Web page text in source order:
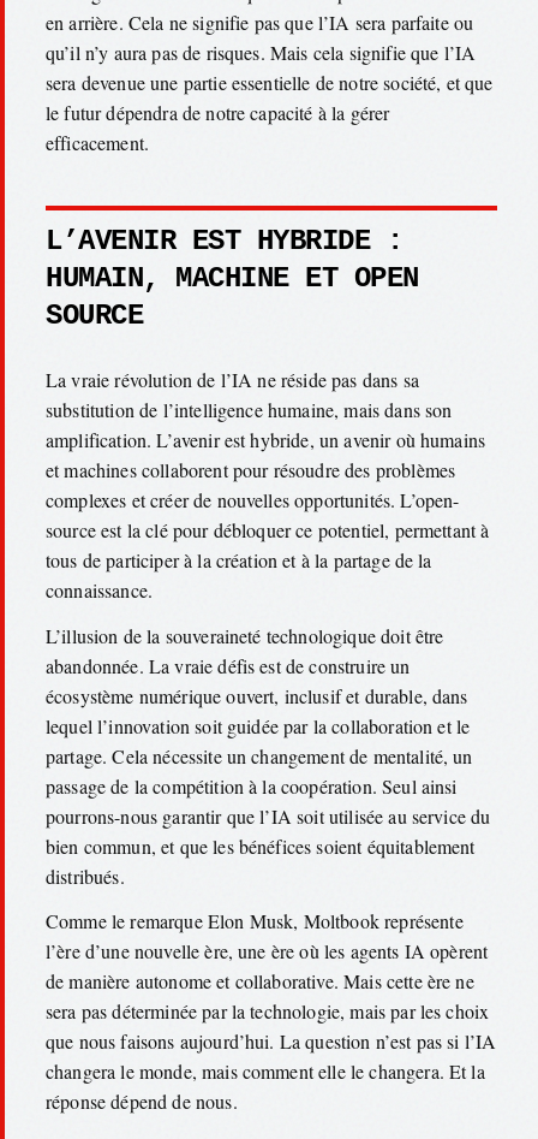
en arrière. Cela ne signifie pas que l’IA sera parfaite ou
qu’il n’y aura pas de risques. Mais cela signifie que l’IA
sera devenue une partie essentielle de notre société, et que
le futur dépendra de notre capacité à la gérer
efficacement.
L’AVENIR EST HYBRIDE :
HUMAIN, MACHINE ET OPEN
SOURCE
La vraie révolution de l’IA ne réside pas dans sa
substitution de l’intelligence humaine, mais dans son
amplification. L’avenir est hybride, un avenir où humains
et machines collaborent pour résoudre des problèmes
complexes et créer de nouvelles opportunités. L’open-
source est la clé pour débloquer ce potentiel, permettant à
tous de participer à la création et à la partage de la
connaissance.
L’illusion de la souveraineté technologique doit être
abandonnée. La vraie défis est de construire un
écosystème numérique ouvert, inclusif et durable, dans
lequel l’innovation soit guidée par la collaboration et le
partage. Cela nécessite un changement de mentalité, un
passage de la compétition à la coopération. Seul ainsi
pourrons-nous garantir que l’IA soit utilisée au service du
bien commun, et que les bénéfices soient équitablement
distribués.
Comme le remarque Elon Musk, Moltbook représente
l’ère d’une nouvelle ère, une ère où les agents IA opèrent
de manière autonome et collaborative. Mais cette ère ne
sera pas déterminée par la technologie, mais par les choix
que nous faisons aujourd’hui. La question n’est pas si l’IA
changera le monde, mais comment elle le changera. Et la
réponse dépend de nous.